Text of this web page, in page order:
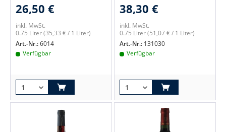
26,50 €
inkl. MwSt.
0.75 Liter(35,33 € / 1 Liter)
Art.-Nr.:6014
Verfügbar
38,30 €
inkl. MwSt.
0.75 Liter(51,07 € / 1 Liter)
Art.-Nr.: 131030
Verfügbar